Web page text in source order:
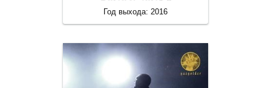
Год выхода: 2016